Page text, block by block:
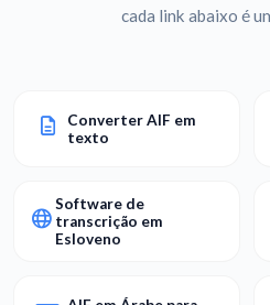
cada link abaixo é
Converter AIF em
texto
Software de
transcrição em
Esloveno